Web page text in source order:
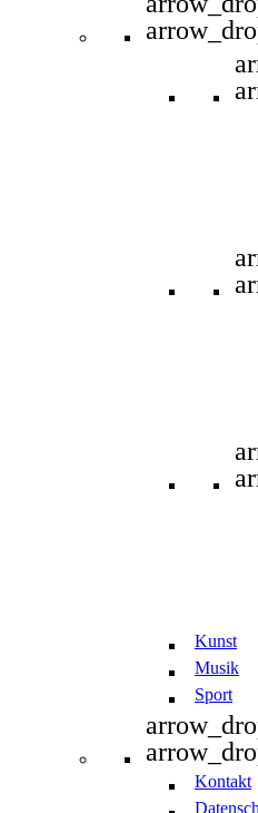
Kunst
Musik
Sport
Kontakt